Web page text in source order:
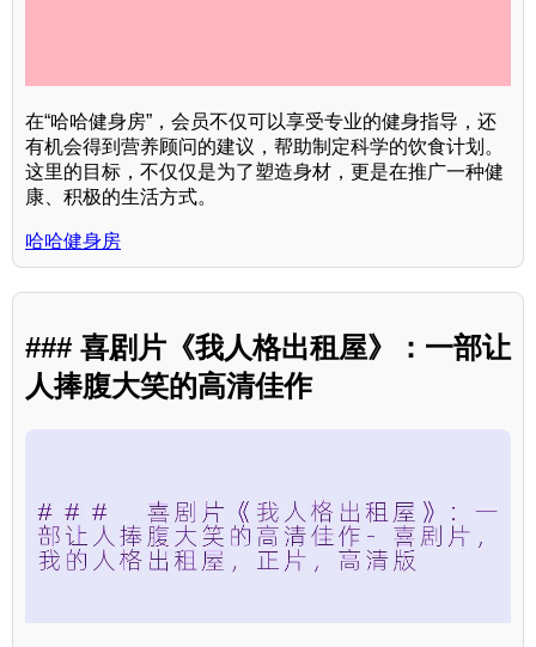
在“哈哈健身房”，会员不仅可以享受专业的健身指导，还
有机会得到营养顾问的建议，帮助制定科学的饮食计划。
这里的目标，不仅仅是为了塑造身材，更是在推广一种健
康、积极的生活方式。
哈哈健身房
### 喜剧片《我人格出租屋》：一部让
人捧腹大笑的高清佳作